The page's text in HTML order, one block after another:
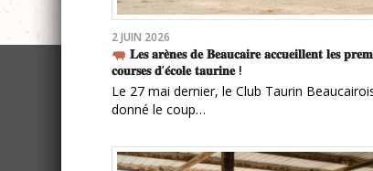
2 JUIN 2026
𝐋𝐞𝐬 𝐚𝐫𝐞̀𝐧𝐞𝐬 𝐝𝐞 𝐁𝐞𝐚𝐮𝐜𝐚𝐢𝐫𝐞 𝐚𝐜𝐜𝐮𝐞𝐢𝐥𝐥𝐞𝐧𝐭 𝐥𝐞𝐬
𝐜𝐨𝐮𝐫𝐬𝐞𝐬 𝐝’𝐞́𝐜𝐨𝐥𝐞 𝐭𝐚𝐮𝐫𝐢𝐧𝐞 !
Le 27 mai dernier, le Club Taurin
donné le coup…